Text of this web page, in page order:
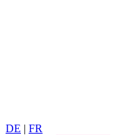
DE | FR